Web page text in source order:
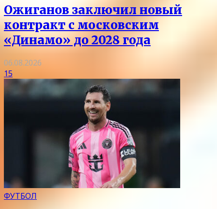
Ожиганов заключил новый
контракт с московским
«Динамо» до 2028 года
06.08.2026
15
ФУТБОЛ